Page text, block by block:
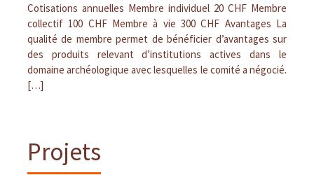
Cotisations annuelles Membre individuel 20 CHF Membre
collectif 100 CHF Membre à vie 300 CHF Avantages La
qualité de membre permet de bénéficier d’avantages sur
des produits relevant d’institutions actives dans le
domaine archéologique avec lesquelles le comité a négocié.
[…]
Projets